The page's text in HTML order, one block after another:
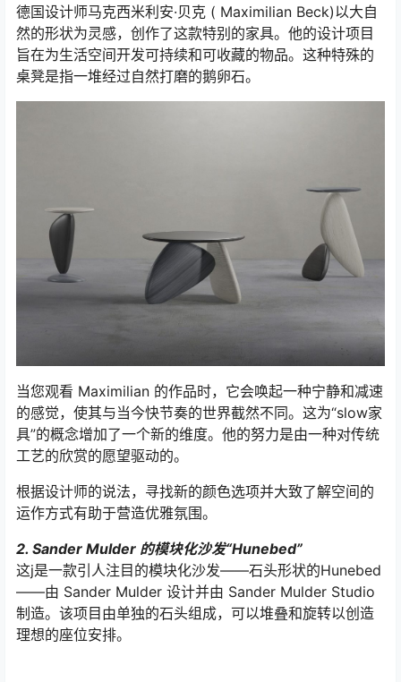
德国设计师马克西米利安·贝克 ( Maximilian Beck)以大自
然的形状为灵感，创作了这款特别的家具。他的设计项目
旨在为生活空间开发可持续和可收藏的物品。这种特殊的
桌凳是指一堆经过自然打磨的鹅卵石。
当您观看 Maximilian 的作品时，它会唤起一种宁静和减速
的感觉，使其与当今快节奏的世界截然不同。这为“slow家
具”的概念增加了一个新的维度。他的努力是由一种对传统
工艺的欣赏的愿望驱动的。
根据设计师的说法，寻找新的颜色选项并大致了解空间的
运作方式有助于营造优雅氛围。
2. Sander Mulder 的模块化沙发“Hunebed”
这j是一款引人注目的模块化沙发——石头形状的Hunebed
——由 Sander Mulder 设计并由 Sander Mulder Studio
制造。该项目由单独的石头组成，可以堆叠和旋转以创造
理想的座位安排。